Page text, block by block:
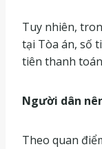
Tuy nhiên,
tại Tòa án, số
tiên thanh
Người dân
Theo quan